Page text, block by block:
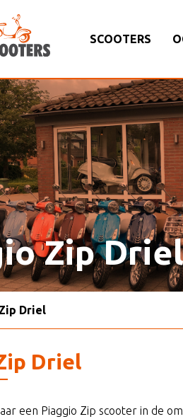
SCOOTERS
Zip Driel
Driel
Driel
een Piaggio Zip scooter in de